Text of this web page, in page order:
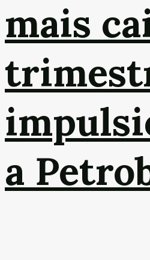
mais
a